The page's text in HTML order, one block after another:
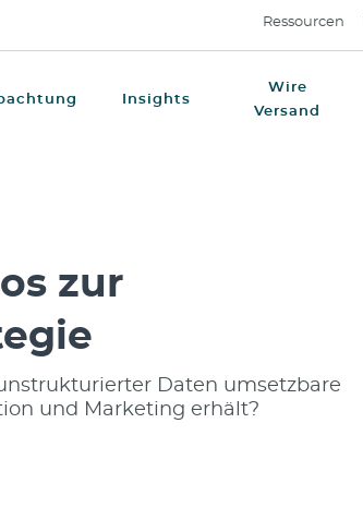
Ressourcen
Insights
Wire
Versand
zur
Daten umsetzbare
und Marketing erhält?